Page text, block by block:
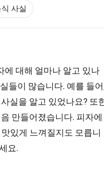
식 사실
에 대해 얼마나 알고 있나
들이 많습니다. 예를 들
실을 알고 있었나요? 또
만들어졌습니다. 피자에
있게 느껴질지도 모릅니
요.